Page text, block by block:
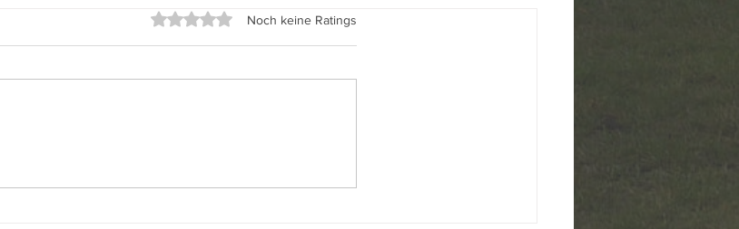
Mitteilung des Bürgervereins
Wahlprüfsteine
zur Wahl des Berliner
Mit 0 von 5 Sternen bewertet.
Noch keine Ratings